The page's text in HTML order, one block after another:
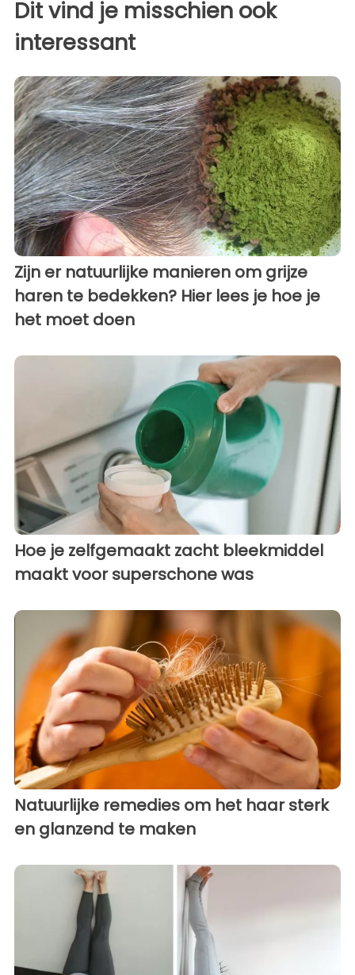
Dit vind je misschien ook
interessant
Zijn er natuurlijke manieren om grijze
haren te bedekken? Hier lees je hoe je
het moet doen
Hoe je zelfgemaakt zacht bleekmiddel
maakt voor superschone was
Natuurlijke remedies om het haar sterk
en glanzend te maken